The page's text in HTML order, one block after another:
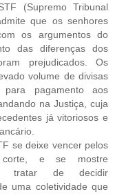
(Supremo Tribunal
que os senhores
os argumentos do
das diferenças dos
prejudicados. Os
volume de divisas
pagamento aos
na Justiça, cuja
já vitoriosos e
se deixe vencer pelos
corte, e se mostre
tratar de decidir
uma coletividade que